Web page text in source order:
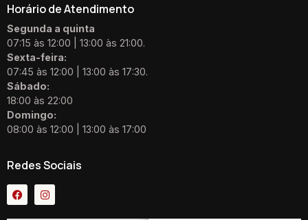
Horário de Atendimento
Segunda a quinta
07:15 às 12:00 | 13:00 às 21:00.
Sexta-feira:
07:45 às 12:00 | 13:00 às 17:30.
Sábado:
18:00 às 22:00
Domingo:
08:00 às 12:00 | 13:00 às 17:00
Redes Sociais